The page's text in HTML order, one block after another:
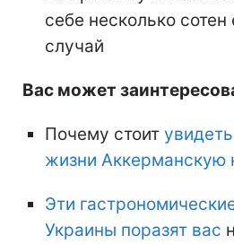
себе несколько
случай
Вас может
Почему стоит
жизни Аккерманскую
Эти
Украины поразят вас